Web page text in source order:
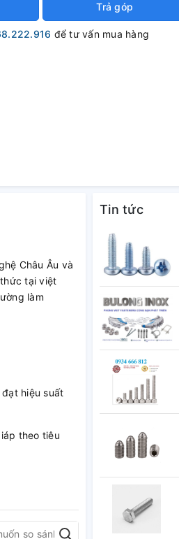
Trả góp
để tư vấn mua hàng
Châu Âu và
tại việt
làm
hiệu suất
theo tiêu
Tin tức